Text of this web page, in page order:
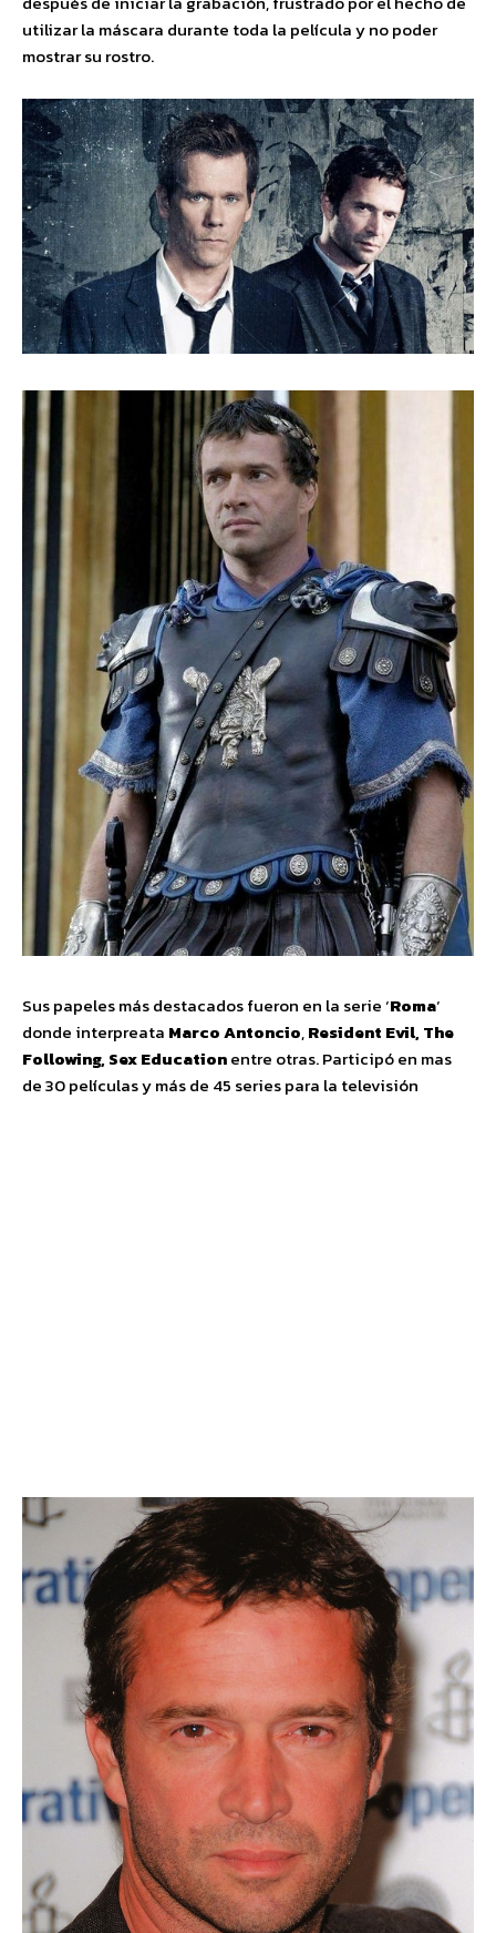
utilizar la máscara durante toda la película y no poder
mostrar su rostro.
Sus papeles más destacados fueron en la serie ‘Roma‘
donde interpreata Marco Antoncio,Resident Evil, The
Following, Sex Educationentre otras. Participó en mas
de 30 películas y más de 45 series para la televisión